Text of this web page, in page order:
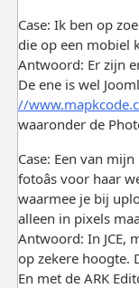
Case: Ik ben op
die op een mobiel
Antwoord: Er zijn
De ene is wel
//
waaronder de
Case: Een van
fotoâs voor haar
waarmee je bij
alleen in pixels
Antwoord: In JCE,
op zekere hoogte.
En met de ARK